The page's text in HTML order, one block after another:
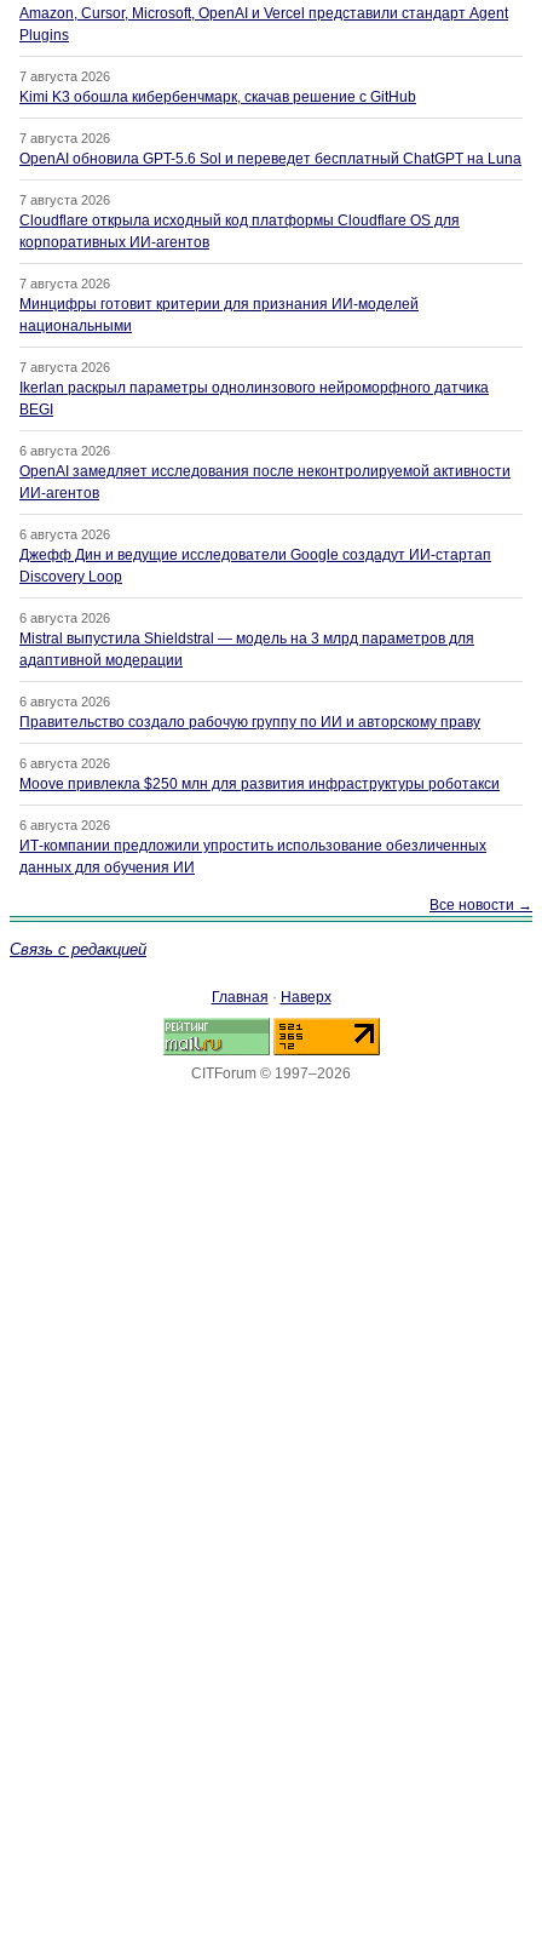
Amazon, Cursor, Microsoft, OpenAI и Vercel представили стандарт Agent
Plugins
7 августа 2026
Kimi K3 обошла кибербенчмарк, скачав решение с GitHub
7 августа 2026
OpenAI обновила GPT-5.6 Sol и переведет бесплатный ChatGPT на Luna
7 августа 2026
Cloudflare открыла исходный код платформы Cloudflare OS для
корпоративных ИИ-агентов
7 августа 2026
Минцифры готовит критерии для признания ИИ-моделей
национальными
7 августа 2026
Ikerlan раскрыл параметры однолинзового нейроморфного датчика
BEGI
6 августа 2026
OpenAI замедляет исследования после неконтролируемой активности
ИИ-агентов
6 августа 2026
Джефф Дин и ведущие исследователи Google создадут ИИ-стартап
Discovery Loop
6 августа 2026
Mistral выпустила Shieldstral — модель на 3 млрд параметров для
адаптивной модерации
6 августа 2026
Правительство создало рабочую группу по ИИ и авторскому праву
6 августа 2026
Moove привлекла $250 млн для развития инфраструктуры роботакси
6 августа 2026
ИТ-компании предложили упростить использование обезличенных
данных для обучения ИИ
Все новости →
Связь с редакцией
Главная · Наверх
CITForum © 1997–2026